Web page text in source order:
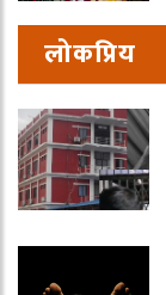
लोकप्रिय